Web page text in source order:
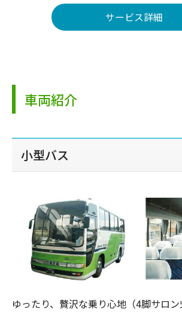
サービス詳細
車両紹介
小型バス
ゆったり、贅沢な乗り心地（4脚サロン